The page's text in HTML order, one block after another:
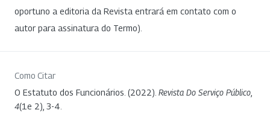
oportuno a editoria da Revista entrará em contato com o
autor para assinatura do Termo).
Como Citar
O Estatuto dos Funcionários. (2022). Revista Do Serviço Público
4(1e 2), 3-4.